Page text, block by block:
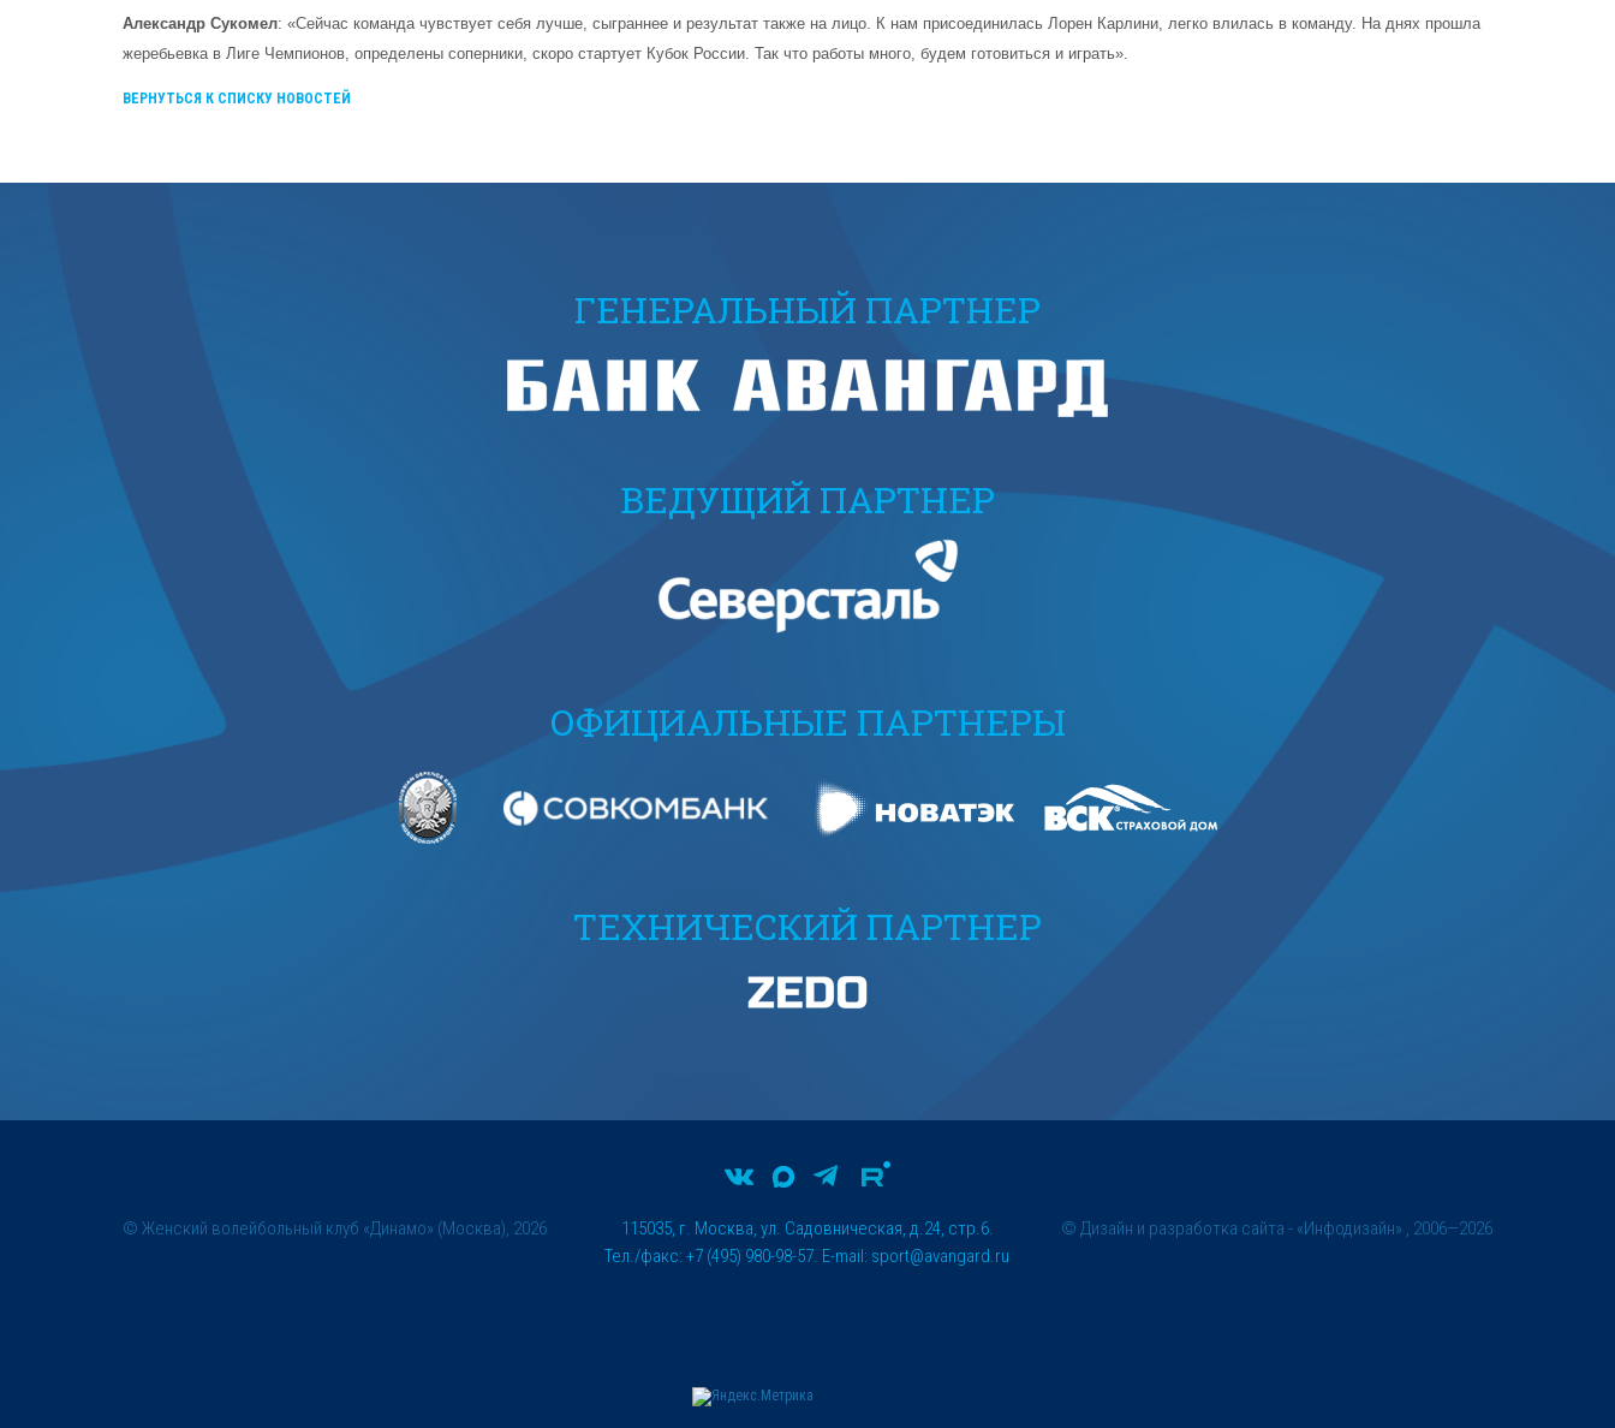
Александр Сукомел: «Сейчас команда чувствует себя лучше, сыграннее и результат также на лицо. К нам присоединилась Лорен Карлини, легко влилась в команду. На днях прошла
жеребьевка в Лиге Чемпионов, определены соперники, скоро стартует Кубок России. Так что работы много, будем готовиться и играть».
ВЕРНУТЬСЯ К СПИСКУ НОВОСТЕЙ
ГЕНЕРАЛЬНЫЙ ПАРТНЕР
ВЕДУЩИЙ ПАРТНЕР
ОФИЦИАЛЬНЫЕ ПАРТНЕРЫ
ТЕХНИЧЕСКИЙ ПАРТНЕР
© Женский волейбольный клуб «Динамо» (Москва), 2026
115035, г. Москва, ул. Садовническая, д.24, стр.6.
Тел./факс: +7 (495) 980-98-57. E-mail: sport@avangard.ru
© Дизайн и разработка сайта - «Инфодизайн» , 2006—2026